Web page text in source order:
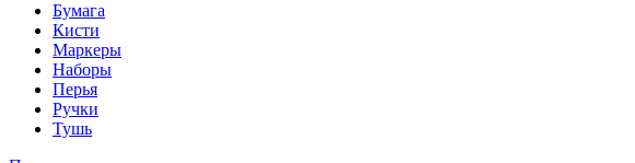
Бумага
Кисти
Маркеры
Наборы
Перья
Ручки
Тушь